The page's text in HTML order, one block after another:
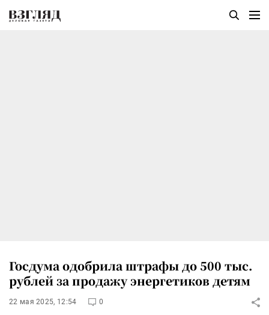
Госдума одобрила штрафы до 500 тыс.
рублей за продажу энергетиков детям
22 мая 2025, 12:54 0